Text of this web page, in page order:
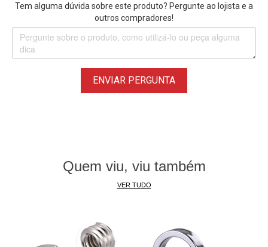
Tem alguma dúvida sobre este produto? Pergunte ao lojista e a
outros compradores!
ENVIAR PERGUNTA
Quem viu, viu também
VER TUDO